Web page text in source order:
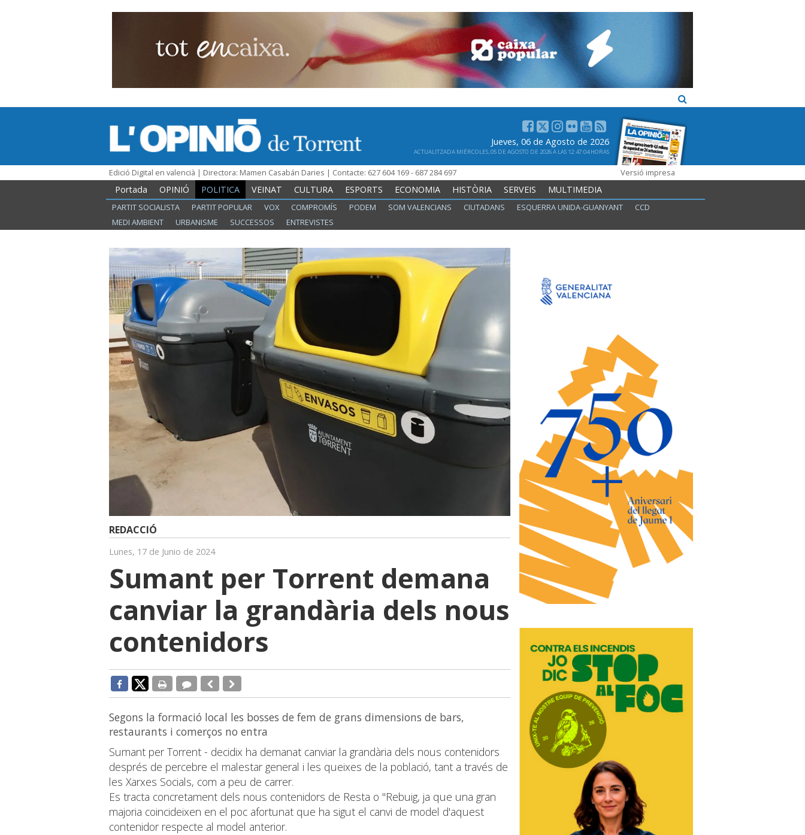
Jueves, 06 de Agosto de 2026
ACTUALITZADA MIÉRCOLES, 05 DE AGOSTO DE 2026 A LAS 12:47:04 HORAS
Edició Digital en valencià | Directora: Mamen Casabán Daries | Contacte: 627 604 169 - 687 284 697 Versió impresa
Portada OPINIÓ POLITICA VEINAT CULTURA ESPORTS ECONOMIA HISTÒRIA SERVEIS MULTIMEDIA
PARTIT SOCIALISTA PARTIT POPULAR VOX COMPROMÍS PODEM SOM VALENCIANS CIUTADANS ESQUERRA UNIDA-GUANYANT
CCD
MEDI AMBIENT
URBANISME SUCCESSOS ENTREVISTES
REDACCIÓ
Lunes, 17 de Junio de 2024
Sumant per Torrent demana
canviar la grandària dels nous
contenidors
Segons la formació local les bosses de fem de grans dimensions de bars,
restaurants i comerços no entra
Sumant per Torrent - decidix ha demanat canviar la grandària dels nous contenidors
després de percebre el malestar general i les queixes de la població, tant a través de
les Xarxes Socials, com a peu de carrer.
Es tracta concretament dels nous contenidors de Resta o "Rebuig, ja que una gran
majoria coincideixen en el poc afortunat que ha sigut el canvi de model d'aquest
contenidor respecte al model anterior.